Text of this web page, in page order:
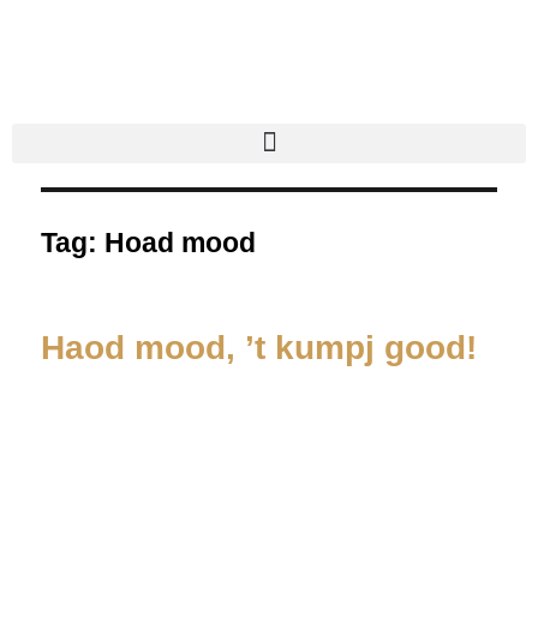
Tag: Hoad mood
Haod mood, ’t kumpj good!